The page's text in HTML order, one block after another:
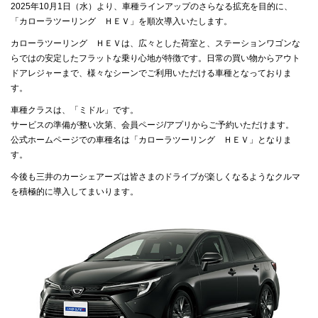
2025年10月1日（水）より、車種ラインアップのさらなる拡充を目的に、
「カローラツーリング ＨＥＶ」を順次導入いたします。
カローラツーリング ＨＥＶは、広々とした荷室と、ステーションワゴンな
らではの安定したフラットな乗り心地が特徴です。日常の買い物からアウト
ドアレジャーまで、様々なシーンでご利用いただける車種となっておりま
す。
車種クラスは、「ミドル」です。
サービスの準備が整い次第、会員ページ/アプリからご予約いただけます。
公式ホームページでの車種名は「カローラツーリング ＨＥＶ」となりま
す。
今後も三井のカーシェアーズは皆さまのドライブが楽しくなるようなクルマ
を積極的に導入してまいります。